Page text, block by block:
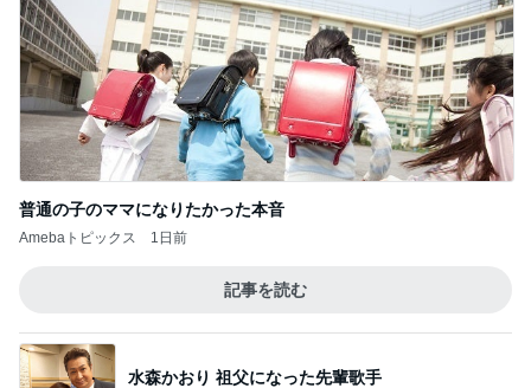
普通の子のママになりたかった本音
Amebaトピックス 1日前
記事を読む
Amebaトピックス 2日前
規約で遊べず人に貰ってもらったメダル